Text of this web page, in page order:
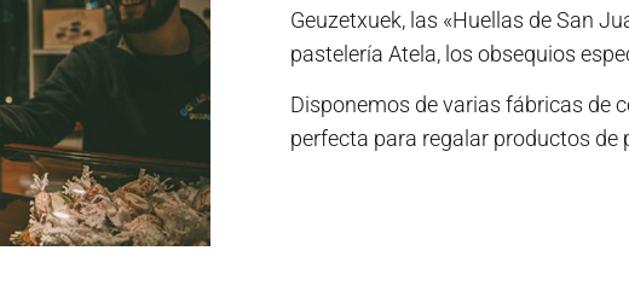
Geuzetxuek, las «Huellas de San
pastelería Atela, los obsequios
Disponemos de varias fábricas de
perfecta para regalar productos de